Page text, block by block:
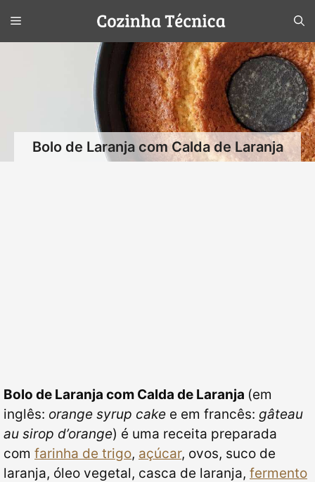
para
Menu
Bolo de Laranja com Calda de Laranja
Bolo de Laranja com Calda de Laranja (em
inglês: orange syrup cake e em francês: gâteau
au sirop d’orange) é uma receita preparada
com farinha de trigo, açúcar, ovos, suco de
laranja, óleo vegetal, casca de laranja, fermento